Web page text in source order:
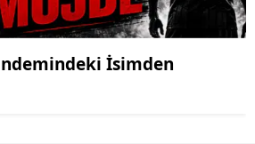
İsimden